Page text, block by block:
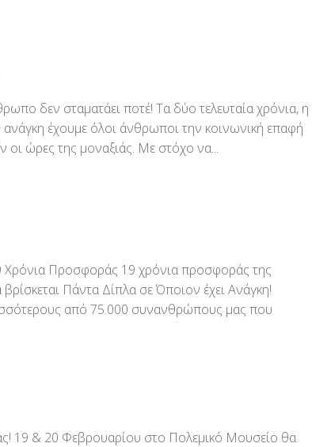
δεν σταματάει ποτέ! Τα δύο τελευταία χρόνια, η
έχουμε όλοι άνθρωποι την κοινωνική επαφή
οι ώρες της μοναξιάς. Με στόχο να...
Προσφοράς 19 χρόνια προσφοράς της
βρίσκεται Πάντα Δίπλα σε Όποιον έχει Ανάγκη!
από 75.000 συνανθρώπους μας που
19 & 20 Φεβρουαρίου στο Πολεμικό Μουσείο θα